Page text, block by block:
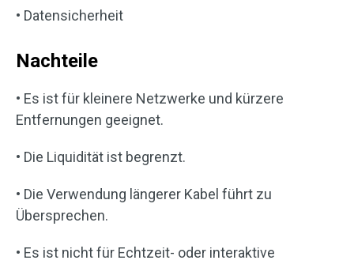
• Datensicherheit
Nachteile
• Es ist für kleinere Netzwerke und kürzere
Entfernungen geeignet.
• Die Liquidität ist begrenzt.
• Die Verwendung längerer Kabel führt zu
Übersprechen.
• Es ist nicht für Echtzeit- oder interaktive